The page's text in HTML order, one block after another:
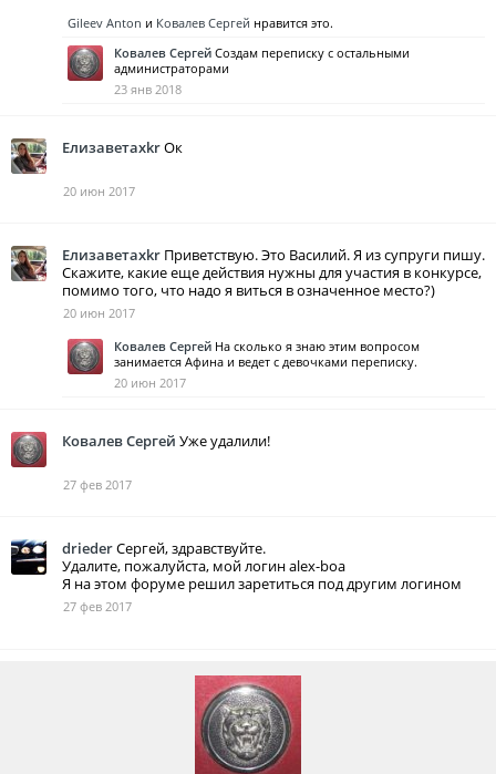
Gileev Anton и Ковалев Сергей нравится это.
Ковалев Сергей Создам переписку с остальными
администраторами
23 янв 2018
ЕлизаветаxkrОк
20 июн 2017
Елизаветаxkr Приветствую. Это Василий. Я из супруги пишу.
Скажите, какие еще действия нужны для участия в конкурсе,
помимо того, что надо я виться в означенное место?)
20 июн 2017
Ковалев Сергей На сколько я знаю этим вопросом
занимается Афина и ведет с девочками переписку.
20 июн 2017
Ковалев Сергей Уже удалили!
27 фев 2017
driederСергей, здравствуйте.
Удалите, пожалуйста, мой логин alex-boa
Я на этом форуме решил заретиться под другим логином
27 фев 2017